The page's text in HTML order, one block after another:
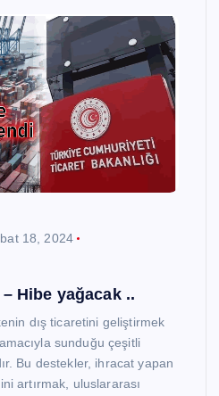
18, 2024
Hibe yağacak ..
dış ticaretini geliştirmek
sunduğu çeşitli
Bu destekler, ihracat yapan
artırmak, uluslararası